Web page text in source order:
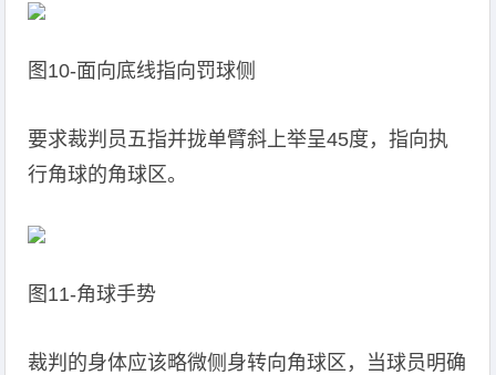
图10-面向底线指向罚球侧
要求裁判员五指并拢单臂斜上举呈45度，指向执
行角球的角球区。
图11-角球手势
裁判的身体应该略微侧身转向角球区，当球员明确